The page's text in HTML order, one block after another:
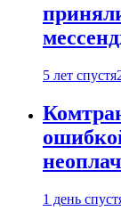
5 лет спустя
1 день